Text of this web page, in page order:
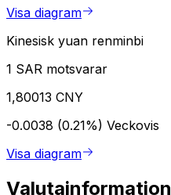
Visa diagram
Kinesisk yuan renminbi
1 SAR motsvarar
1,80013 CNY
-0.0038 (0.21%) Veckovis
Visa diagram
Valutainformation